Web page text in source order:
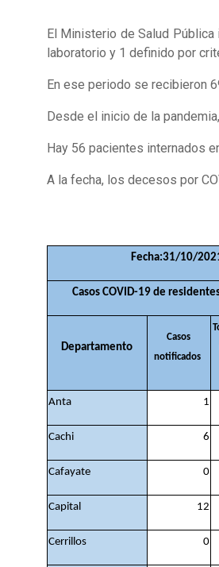
El Ministerio de Salud
laboratorio y 1 definido por
En ese periodo se recibieron
Desde el inicio de la
Hay 56 pacientes internados
A la fecha, los decesos por
Fecha:31/10/
Casos COVID-19 de
Departamento
Casos
notificados
Anta 1
Cachi 6
Cafayate 0
Capital 12
Cerrillos 0